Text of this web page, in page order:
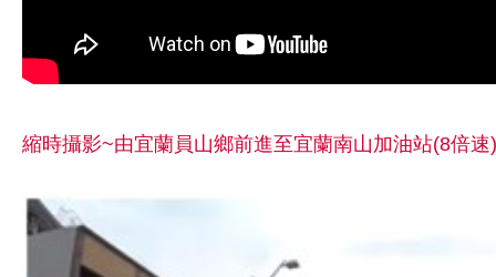
縮時攝影~由宜蘭員山鄉前進至宜蘭南山加油站(8倍速)